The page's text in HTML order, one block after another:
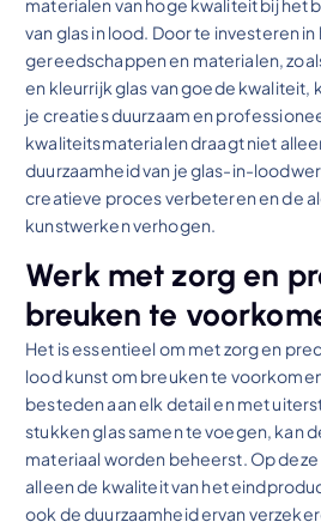
materialen van hoge kwaliteit bij het
van glas in lood. Door te investeren
gereedschappen en materialen,
en kleurrijk glas van goede kwaliteit,
je creaties duurzaam en
kwaliteitsmaterialen draagt niet
duurzaamheid van je glas-in-
creatieve proces verbeteren en de
kunstwerken verhogen.
Werk met zorg en
breuken te
Het is essentieel om met zorg en
lood kunst om breuken te
besteden aan elk detail en met
stukken glas samen te voegen, kan
materiaal worden beheerst. Op
alleen de kwaliteit van het
ook de duurzaamheid ervan